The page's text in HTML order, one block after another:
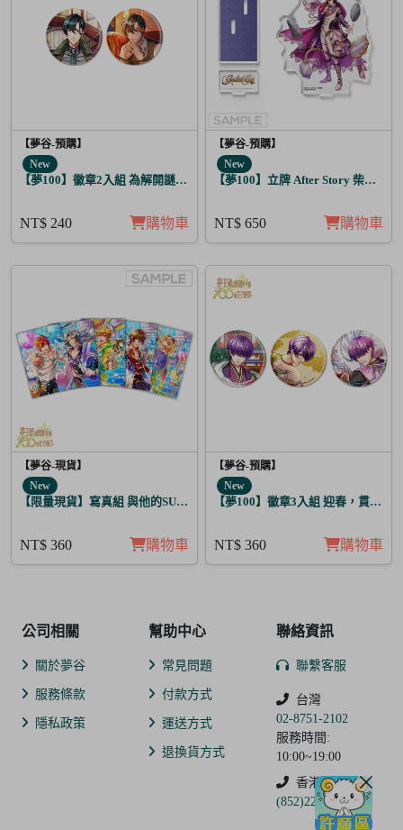
【夢谷-預購】
New
【夢100】徽章2入組 為解開謎題的妳施加愛的魔法 堤歐朵爾
NT$ 240 購物車
【夢谷-預購】
New
【夢100】立牌 After Story 柴郡貓
NT$ 650 購物車
【夢谷-現貨】
New
【限量現貨】寫真組 與他的SUGAR&BITTER 太陽覺醒 5入
NT$ 360 購物車
【夢谷-預購】
New
【夢100】徽章3入組 迎春，貫徹仁
NT$ 360 購物車
公司相關
關於夢谷
服務條款
隱私政策
幫助中心
常見問題
付款方式
運送方式
退換貨方式
聯絡資訊
聯繫客服
台灣
02-8751-2102
服務時間:
10:00~19:00
香港
(852)2250-9311